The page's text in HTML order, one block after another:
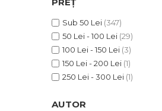
ADMINISTRATIVE
ȘTIINȚE ECONOMICE
ȘTIINȚE EXACTE
EDUCAȚIE FIZICĂ ȘI SPORT
PREUNIVERSITARIA
TIMP LIBER
Cum Cumpăr
Politica de Retur
Formular de Retur
Distribuitori
Sub 50 Lei (347)
50 Lei - 100 Lei (29)
100 Lei - 150 Lei (3)
150 Lei - 200 Lei (1)
250 Lei - 300 Lei (1)
AUTOR